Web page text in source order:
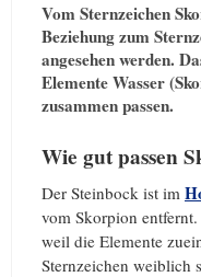
Vom Sternzeichen
Beziehung zum
angesehen werden.
Elemente Wasser
zusammen passen.
Wie gut passen
Der Steinbock ist im
vom Skorpion
weil die Elemente
Sternzeichen weiblich